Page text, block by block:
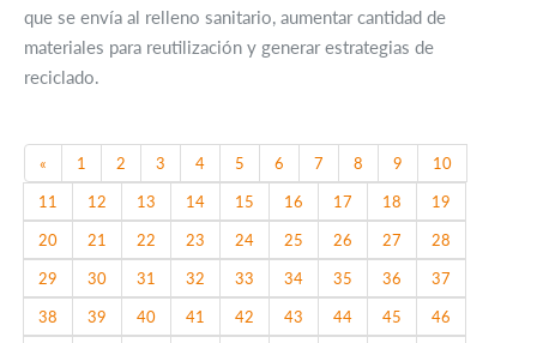
que se envía al relleno sanitario, aumentar cantidad de
materiales para reutilización y generar estrategias de
reciclado.
« Previous
1 2 3 4 5 6 7 8 9
10
11
12 13 14 15 16 17 18
19
20
21 22 23 24 25 26 27
28
29
30 31 32 33 34 35 36
37
38
39 40 41 42 43 44 45
46